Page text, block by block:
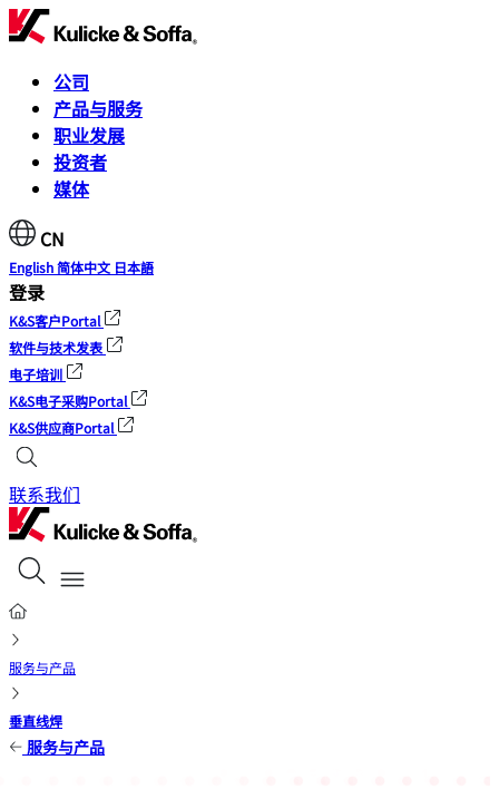
公司
产品与服务
职业发展
投资者
媒体
CN
English简体中文 日本語
登录
K&S客户Portal
软件与技术发表
电子培训
K&S电子采购Portal
K&S供应商Portal
联系我们
服务与产品
垂直线焊
服务与产品